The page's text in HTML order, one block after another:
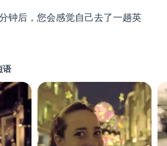
钟后，您会感觉自己去了一趟英
语